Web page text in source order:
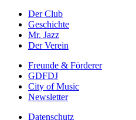
Prefooter
Der Club
Geschichte
Mr. Jazz
Der Verein
Prefooter
Freunde & Förderer
GDFDJ
City of Music
Newsletter
Datenschutz